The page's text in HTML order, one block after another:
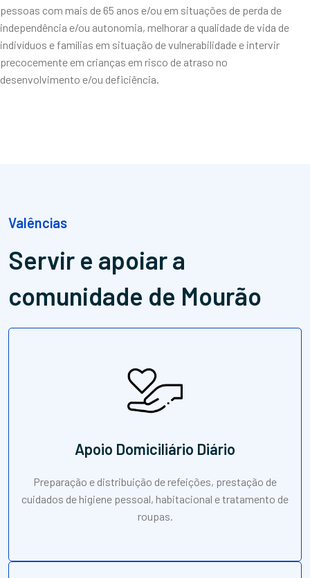
pessoas com mais de 65 anos e/ou em situações de perda de
independência e/ou autonomia, melhorar a qualidade de vida de
indivíduos e famílias em situação de vulnerabilidade e intervir
precocemente em crianças em risco de atraso no
desenvolvimento e/ou deficiência.
Valências
Servir e apoiara
comunidade de Mourão
Apoio Domiciliário Diário
Preparação e distribuição de refeições, prestação de
cuidados de higiene pessoal, habitacional e tratamento de
roupas.